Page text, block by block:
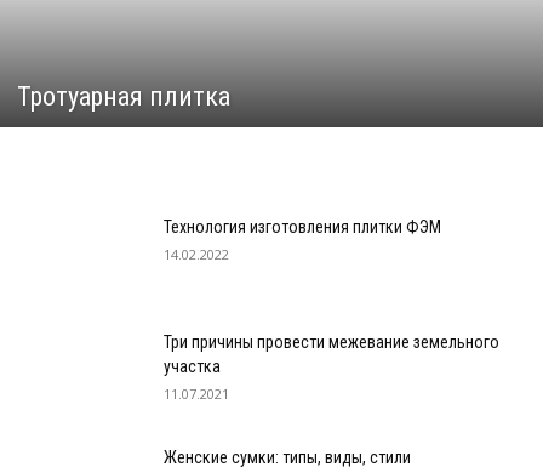
Тротуарная плитка
Технология изготовления плитки ФЭМ
14.02.2022
Три причины провести межевание земельного
участка
11.07.2021
Женские сумки: типы, виды, стили